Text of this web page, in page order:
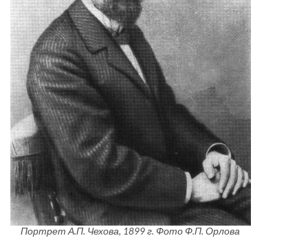
Портрет А.П. Чехова, 1899 г. Фото Ф.П. Орлова